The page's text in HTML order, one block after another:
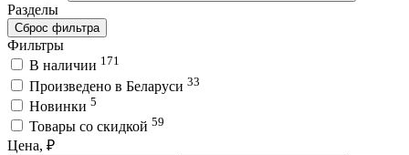
Разделы
Сброс фильтра
Фильтры
В наличии 171
Произведено в Беларуси 33
Новинки 5
Товары со скидкой 59
Цена, ₽